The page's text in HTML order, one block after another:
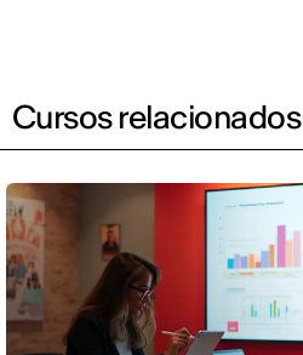
Cursos relacionados